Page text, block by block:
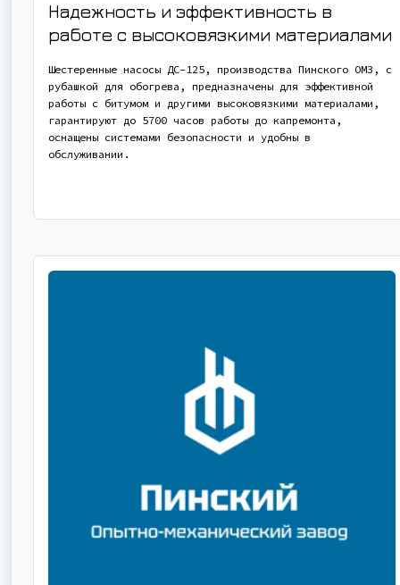
Надежность и эффективность в
работе с высоковязкими материалами
Шестеренные насосы ДС-125, производства Пинского ОМЗ, с
рубашкой для обогрева, предназначены для эффективной
работы с битумом и другими высоковязкими материалами,
гарантируют до 5700 часов работы до капремонта,
оснащены системами безопасности и удобны в
обслуживании.